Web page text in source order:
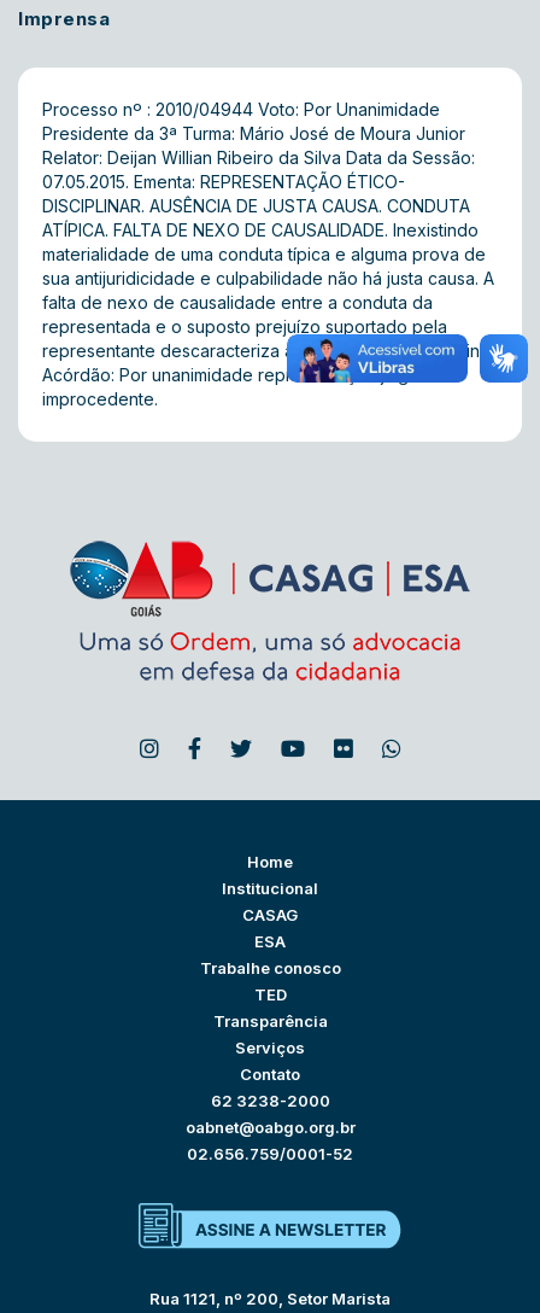
Imprensa
Processo nº : 2010/04944 Voto: Por Unanimidade
Presidente da 3ª Turma: Mário José de Moura Junior
Relator: Deijan Willian Ribeiro da Silva Data da Sessão:
07.05.2015. Ementa: REPRESENTAÇÃO ÉTICO-
DISCIPLINAR. AUSÊNCIA DE JUSTA CAUSA. CONDUTA
ATÍPICA. FALTA DE NEXO DE CAUSALIDADE. Inexistindo
materialidade de uma conduta típica e alguma prova de
sua antijuridicidade e culpabilidade não há justa causa. A
falta de nexo de causalidade entre a conduta da
representada e o suposto prejuízo suportado pela
representante descaracteriza a Infração ético-disciplinar.
Acórdão: Por unanimidade representação julgada
improcedente.
Home
Institucional
CASAG
ESA
Trabalhe conosco
TED
Transparência
Serviços
Contato
62 3238-2000
oabnet@oabgo.org.br
02.656.759/0001-52
Rua 1121, nº 200, Setor Marista